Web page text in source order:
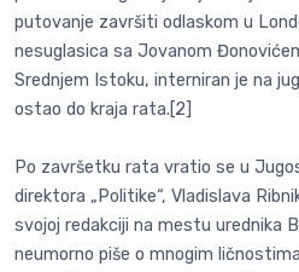
putovanje završiti odlaskom u
nesuglasica sa Jovanom
Srednjem Istoku, interniran je na
ostao do kraja rata.[2]
Po završetku rata vratio se u
direktora „Politike“, Vladislava
svojoj redakciji na mestu urednika
neumorno piše o mnogim